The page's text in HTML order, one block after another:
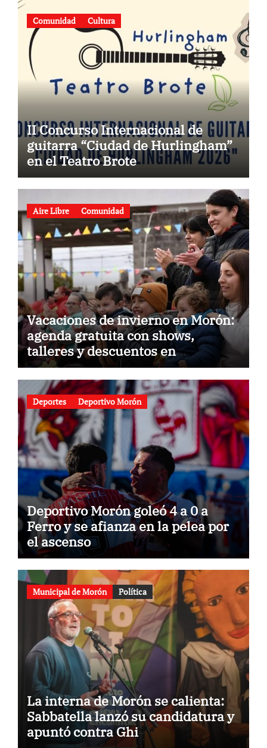
Comunidad Cultura
II Concurso Internacional de
guitarra “Ciudad de Hurlingham”
en el Teatro Brote
Aire Libre Comunidad
Vacaciones de invierno en Morón:
agenda gratuita con shows,
talleres y descuentos en
gastronomía
Deportes Deportivo Morón
Deportivo Morón goleó 4 a 0 a
Ferro y se afianza en la pelea por
el ascenso
Municipal de Morón Política
La interna de Morón se calienta:
Sabbatella lanzó su candidatura y
apuntó contra Ghi